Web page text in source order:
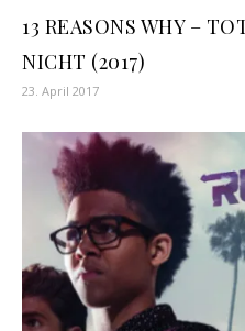
13 REASONS WHY –
NICHT (2017)
23. April 2017